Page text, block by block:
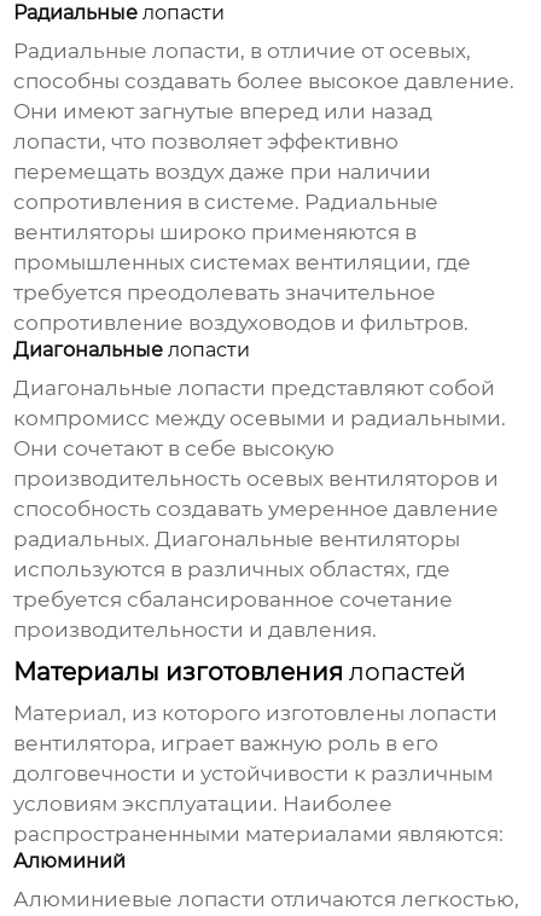
Радиальныелопасти
Радиальныелопасти, в отличие от осевых,
способны создавать более высокое давление.
Они имеют загнутые вперед или назад
лопасти, что позволяет эффективно
перемещать воздух даже при наличии
сопротивления в системе. Радиальные
вентиляторы широко применяются в
промышленных системах вентиляции, где
требуется преодолевать значительное
сопротивление воздуховодов и фильтров.
Диагональныелопасти
Диагональныелопасти представляют собой
компромисс между осевыми и радиальными.
Они сочетают в себе высокую
производительность осевых вентиляторов и
способность создавать умеренное давление
радиальных. Диагональные вентиляторы
используются в различных областях, где
требуется сбалансированное сочетание
производительности и давления.
Материалы изготовлениялопастей
Материал, из которого изготовленылопасти
вентилятора, играет важную роль в его
долговечности и устойчивости к различным
условиям эксплуатации. Наиболее
распространенными материалами являются:
Алюминий
Алюминиевыелопасти отличаются легкостью,